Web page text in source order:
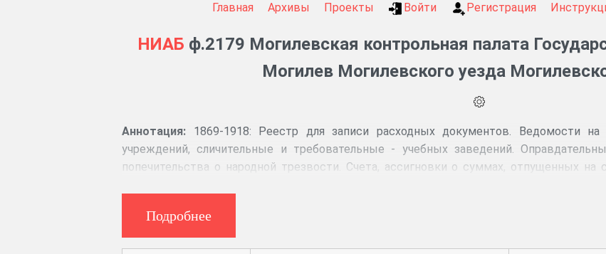
Главная Архивы Проекты Войти Регистрация
НИАБ ф.2179 Могилевская контрольная палата
Могилев Могилевского уезда
Аннотация: 1869-1918: Реестр для записи расходных документов. Ведомости
учреждений, сличительные и требовательные - учебных заведений.
попечительства о народной трезвости. Счета, ассигновки о суммах, отпущенных на
Подробнее